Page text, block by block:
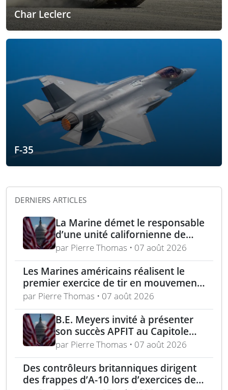
Char Leclerc
F-35
DERNIERS ARTICLES
La Marine démet le responsable
d’une unité californienne de
formation médicale
par Pierre Thomas • 07 août 2026
Les Marines américains réalisent le
premier exercice de tir en mouvement
avec tir de couverture à Okinawa
par Pierre Thomas • 07 août 2026
B.E. Meyers invité à présenter
son succès APFIT au Capitole
devant le Congrès et le
Pentagone
par Pierre Thomas • 07 août 2026
Des contrôleurs britanniques dirigent
des frappes d’A-10 lors d’exercices de